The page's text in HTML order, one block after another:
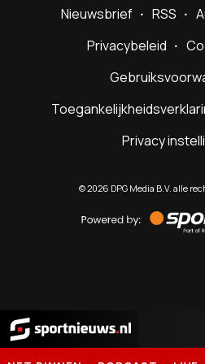
Nieuwsbrief RSS
Privacybeleid
Privacy
©2026 DPG Media B.V. alle
by
Sportnieuws.nl